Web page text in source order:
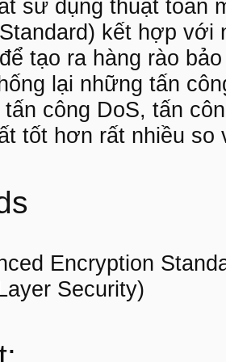
sử dụng thuật toán
kết hợp với
tạo ra hàng rào
lại những tấn
công DoS, tấn
tốt hơn rất nhiều so
Encryption
Security)